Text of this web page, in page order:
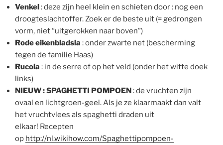
Venkel: deze zijn heel klein en schieten door : nog een
droogteslachtoffer. Zoek er de beste uit (= gedrongen
vorm, niet “uitgerokken naar boven”)
Rode eikenbladsla : onder zwarte net (bescherming
tegen de familie Haas)
Rucola : in de serre of op het veld (onder het witte doek
links)
NIEUW : SPAGHETTI POMPOEN: de vruchten zijn
ovaal en lichtgroen-geel. Als je ze klaarmaakt dan valt
het vruchtvlees als spaghetti draden uit
elkaar! Recepten
op http://nl.wikihow.com/Spaghettipompoen-